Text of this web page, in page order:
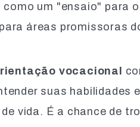
como um "ensaio" para
áreas promissoras
vocacional
suas habilidades
vida. É a chance de